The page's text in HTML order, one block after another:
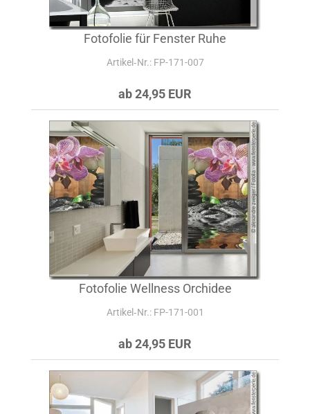
Fotofolie für Fenster Ruhe
Artikel‑Nr.: FP-171-007
ab 24,95 EUR
Fotofolie Wellness Orchidee
Artikel‑Nr.: FP-171-001
ab 24,95 EUR